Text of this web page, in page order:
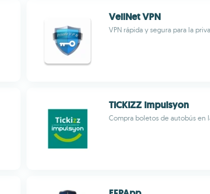
VeilNet VPN
VPN rápida y segura para la
TICKIZZ impulsyon
Compra boletos de autobús en